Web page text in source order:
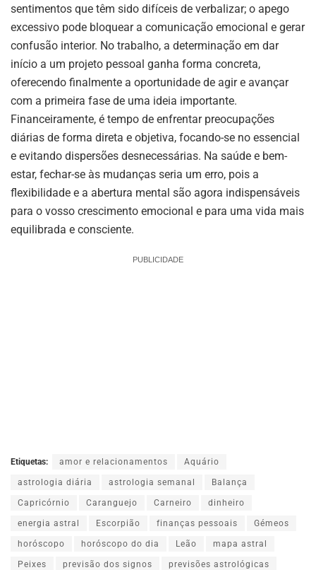
sentimentos que têm sido difíceis de verbalizar; o apego
excessivo pode bloquear a comunicação emocional e gerar
confusão interior. No trabalho, a determinação em dar
início a um projeto pessoal ganha forma concreta,
oferecendo finalmente a oportunidade de agir e avançar
com a primeira fase de uma ideia importante.
Financeiramente, é tempo de enfrentar preocupações
diárias de forma direta e objetiva, focando-se no essencial
e evitando dispersões desnecessárias. Na saúde e bem-
estar, fechar-se às mudanças seria um erro, pois a
flexibilidade e a abertura mental são agora indispensáveis
para o vosso crescimento emocional e para uma vida mais
equilibrada e consciente.
PUBLICIDADE
Etiquetas: amor e relacionamentos Aquário
astrologia diária astrologia semanal Balança
Capricórnio Caranguejo Carneiro dinheiro
energia astral Escorpião finanças pessoais Gémeos
horóscopo horóscopo do dia Leão mapa astral
Peixes previsão dos signos previsões astrológicas